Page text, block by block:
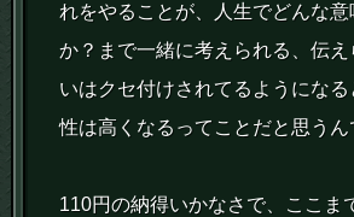
れをやることが、人生でどんな
か？まで一緒に考えられる、伝え
いはクセ付けされてるようにな
性は高くなるってことだと思うん
110円の納得いかなさで、ここま